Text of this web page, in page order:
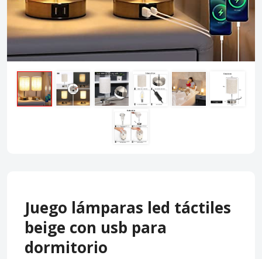
Juego lámparas led táctiles
beige con usb para
dormitorio